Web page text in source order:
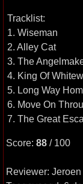
Tracklist:
1. Wiseman
2. Alley Cat
3. The
4. King Of
5. Long Way
6. Move On
7. The Great
Score: 88 / 100
Reviewer: Jeroen